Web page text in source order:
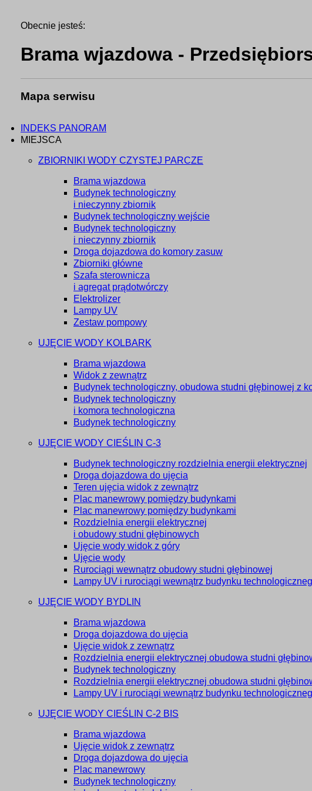
Obecnie jesteś:
Brama wjazdowa -
Mapa serwisu
INDEKS PANORAM
MIEJSCA
ZBIORNIKI WODY CZYSTEJ PARCZE
Brama wjazdowa
Budynek technologiczny
i nieczynny zbiornik
Budynek technologiczny wejście
Budynek technologiczny
i nieczynny zbiornik
Droga dojazdowa do komory zasuw
Zbiorniki główne
Szafa sterownicza
i agregat prądotwórczy
Elektrolizer
Lampy UV
Zestaw pompowy
UJĘCIE WODY KOLBARK
Brama wjazdowa
Widok z zewnątrz
Budynek technologiczny, obudowa studni głębinowej z
Budynek technologiczny
i komora technologiczna
Budynek technologiczny
UJĘCIE WODY CIEŚLIN C-3
Budynek technologiczny rozdzielnia energii elektrycznej
Droga dojazdowa do ujęcia
Teren ujęcia widok z zewnątrz
Plac manewrowy pomiędzy budynkami
Plac manewrowy pomiędzy budynkami
Rozdzielnia energii elektrycznej
i obudowy studni głębinowych
Ujęcie wody widok z góry
Ujęcie wody
Rurociągi wewnątrz obudowy studni głębinowej
Lampy UV i rurociągi wewnątrz budynku
UJĘCIE WODY BYDLIN
Brama wjazdowa
Droga dojazdowa do ujęcia
Ujęcie widok z zewnątrz
Rozdzielnia energii elektrycznej obudowa studni
Budynek technologiczny
Rozdzielnia energii elektrycznej obudowa studni
Lampy UV i rurociągi wewnątrz budynku
UJĘCIE WODY CIEŚLIN C-2 BIS
Brama wjazdowa
Ujęcie widok z zewnątrz
Droga dojazdowa do ujęcia
Plac manewrowy
Budynek technologiczny